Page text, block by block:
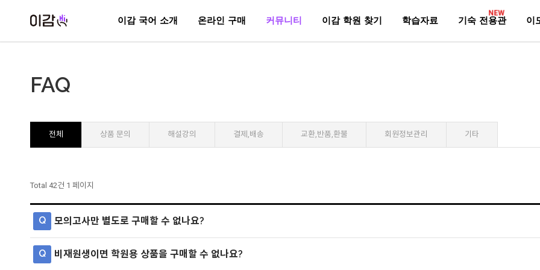
이감 국어 소개 온라인 구매 커뮤니티 이감 학원 찾기 학습자료 기숙 전용관
NEW
이
FAQ
전체 상품 문의 해설강의 결제,배송 교환,반품,환불 회원정보관리 기타
Total 42건 1 페이지
Q 모의고사만 별도로 구매할 수 없나요?
Q 비재원생이면 학원용 상품을 구매할 수 없나요?